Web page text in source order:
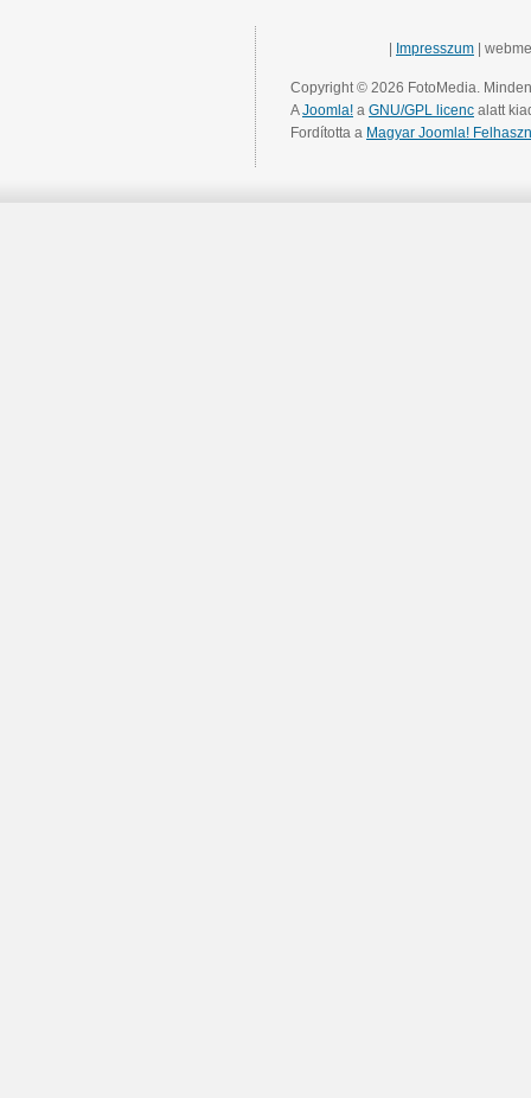
Impresszum |
Copyright © 2026 FotoMedia.
AJoomla! a GNU/GPL licenc alatt
Fordította a Magyar Joomla!